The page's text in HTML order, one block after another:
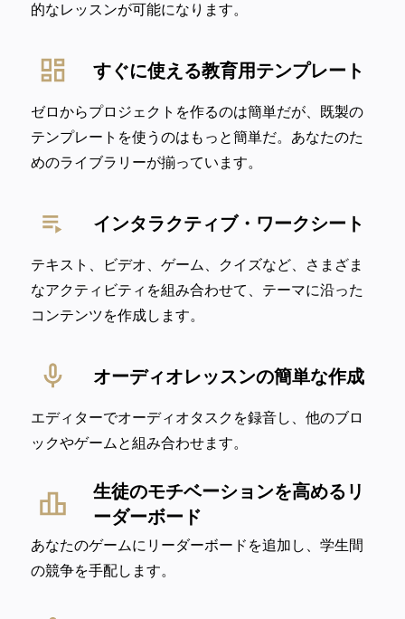
的なレッスンが可能になります。
すぐに使える教育用テンプレート
ゼロからプロジェクトを作るのは簡単だが、既製の
テンプレートを使うのはもっと簡単だ。あなたのた
めのライブラリーが揃っています。
インタラクティブ・ワークシート
テキスト、ビデオ、ゲーム、クイズなど、さまざま
なアクティビティを組み合わせて、テーマに沿った
コンテンツを作成します。
オーディオレッスンの簡単な作成
エディターでオーディオタスクを録音し、他のブロ
ックやゲームと組み合わせます。
生徒のモチベーションを高めるリ
ーダーボード
あなたのゲームにリーダーボードを追加し、学生間
の競争を手配します。